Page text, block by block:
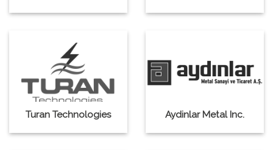
Turan Technologies Aydinlar Metal Inc.